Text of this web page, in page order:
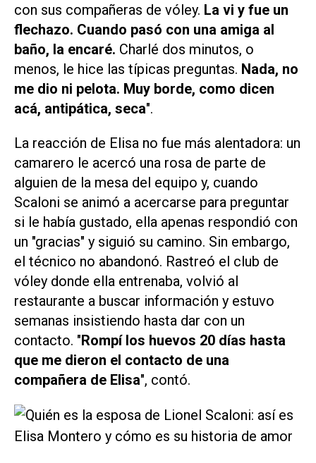
con sus compañeras de vóley. La vi y fue un
flechazo. Cuando pasó con una amiga al
baño, la encaré. Charlé dos minutos, o
menos, le hice las típicas preguntas. Nada, no
me dio ni pelota. Muy borde, como dicen
acá, antipática, seca".
La reacción de Elisa no fue más alentadora: un
camarero le acercó una rosa de parte de
alguien de la mesa del equipo y, cuando
Scaloni se animó a acercarse para preguntar
si le había gustado, ella apenas respondió con
un "gracias" y siguió su camino. Sin embargo,
el técnico no abandonó. Rastreó el club de
vóley donde ella entrenaba, volvió al
restaurante a buscar información y estuvo
semanas insistiendo hasta dar con un
contacto. "Rompí los huevos 20 días hasta
que me dieron el contacto de una
compañera de Elisa", contó.